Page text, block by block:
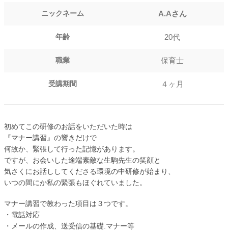
ニックネーム A.Aさん
年齢 20代
職業 保育士
受講期間 ４ヶ月
初めてこの研修のお話をいただいた時は
『マナー講習』の響きだけで
何故か、緊張して行った記憶があります。
ですが、お会いした途端素敵な生駒先生の笑顔と
気さくにお話ししてくださる環境の中研修が始まり、
いつの間にか私の緊張もほぐれていました。
マナー講習で教わった項目は３つです。
・電話対応
・メールの作成、送受信の基礎.マナー等